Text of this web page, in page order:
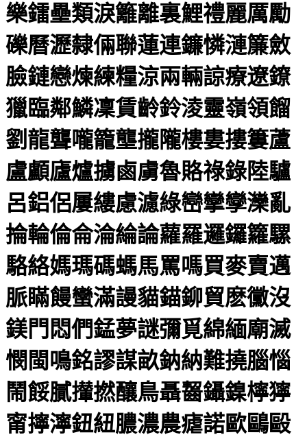
樂鐳壘類淚籬離裏鯉禮麗厲勵
礫曆瀝隸倆聯蓮連鐮憐漣簾斂
臉鏈戀煉練糧涼兩輛諒療遼鐐
獵臨鄰鱗凜賃齡鈴淩靈嶺領餾
劉龍聾嚨籠壟攏隴樓婁摟簍蘆
盧顱廬爐擄鹵虜魯賂祿錄陸驢
呂鋁侶屢縷慮濾綠巒攣孿灤亂
掄輪倫侖淪綸論蘿羅邏鑼籮騾
駱絡媽瑪碼螞馬罵嗎買麥賣邁
脈瞞饅蠻滿謾貓錨鉚貿麽黴沒
鎂門悶們錳夢謎彌覓綿緬廟滅
憫閩鳴銘謬謀畝鈉納難撓腦惱
鬧餒膩攆撚釀鳥聶齧鑷鎳檸獰
甯擰濘鈕紐膿濃農瘧諾歐鷗毆